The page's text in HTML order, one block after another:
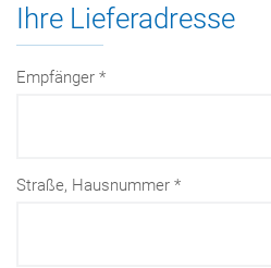
Ihre Lieferadresse
Empfänger
Straße, Hausnummer